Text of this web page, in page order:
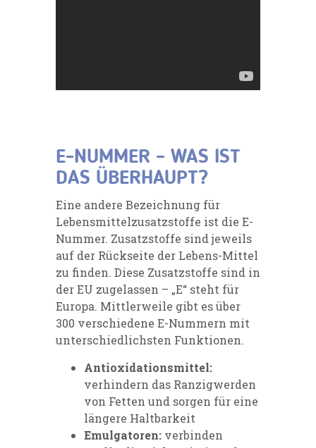
E-NUMMER – WAS IST
DAS ÜBERHAUPT?
Eine andere Bezeichnung für
Lebensmittelzusatzstoffe ist die E-
Nummer. Zusatzstoffe sind jeweils
auf der Rückseite der Lebens-Mittel
zu finden. Diese Zusatzstoffe sind in
der EU zugelassen – „E“ steht für
Europa. Mittlerweile gibt es über
300 verschiedene E-Nummern mit
unterschiedlichsten Funktionen.
Antioxidationsmittel:
verhindern das Ranzigwerden
von Fetten und sorgen für eine
längere Haltbarkeit
Emulgatoren: verbinden